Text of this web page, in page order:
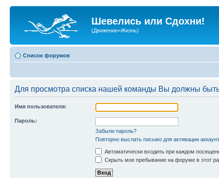
Шевелись или Сдохни!
(Движение=Жизнь)
Список форумов
Для просмотра списка нашей команды Вы должны
Имя пользователя:
Пароль:
Забыли пароль?
Повторно выслать письмо для активации
Автоматически входить при каждом
Скрыть мое пребывание на форуме в этот